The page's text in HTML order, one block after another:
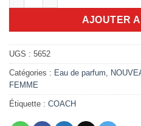
AJOUTER
UGS : 5652
Catégories : Eau de parfum
FEMME
Étiquette : COACH